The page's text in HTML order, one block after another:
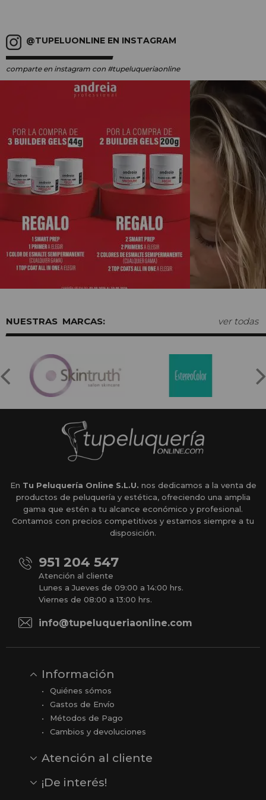
@TUPELUONLINE EN INSTAGRAM
comparte en instagram con #tupeluqueriaonline
MARCAS: ver todas
En Tu Peluquería Online S.L.U. nos dedicamos a la venta de
productos de peluquería y estética, ofreciendo una amplia
gama que estén a tu alcance económico y profesional.
Contamos con precios competitivos y estamos siempre a tu
disposición.
951 204 547
Atención al cliente
Lunes a Jueves de 09:00 a 14:00 hrs.
Viernes de 08:00 a 13:00 hrs.
info@tupeluqueriaonline.com
Información
Quiénes sómos
Gastos de Envío
Métodos de Pago
Cambios y devoluciones
Atención al cliente
Opiniones
Reseñas en Google
¡De interés!